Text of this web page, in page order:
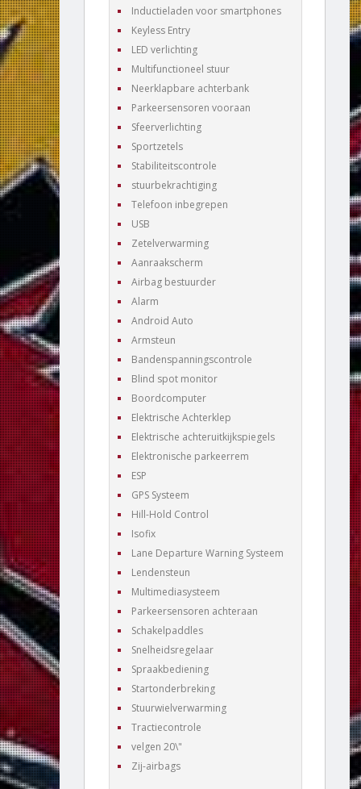
Inductieladen voor smartphones
Keyless Entry
LED verlichting
Multifunctioneel stuur
Neerklapbare achterbank
Parkeersensoren vooraan
Sfeerverlichting
Sportzetels
Stabiliteitscontrole
stuurbekrachtiging
Telefoon inbegrepen
USB
Zetelverwarming
Aanraakscherm
Airbag bestuurder
Alarm
Android Auto
Armsteun
Bandenspanningscontrole
Blind spot monitor
Boordcomputer
Elektrische Achterklep
Elektrische achteruitkijkspiegels
Elektronische parkeerrem
ESP
GPS Systeem
Hill-Hold Control
Isofix
Lane Departure Warning Systeem
Lendensteun
Multimediasysteem
Parkeersensoren achteraan
Schakelpaddles
Snelheidsregelaar
Spraakbediening
Startonderbreking
Stuurwielverwarming
Tractiecontrole
velgen 20\"
Zij-airbags